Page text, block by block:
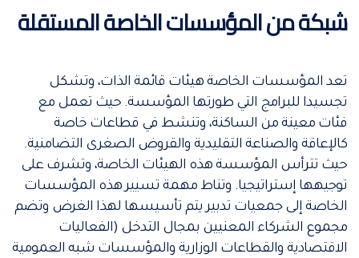
شبكة من المؤسسات الخاصة المستقلة
تعد المؤسسات الخاصة هيئات قائمة الذات، وتشكل
تجسيدا للبرامج التي طورتها المؤسسة. حيث تعمل مع
فئات معينة من الساكنة، وتنشط في قطاعات خاصة
كالإعاقة والصناعة التقليدية والقروض الصغرى التضامنية.
حيث تترأس المؤسسة هذه الهيئات الخاصة، وتشرف على
توجيهها إستراتيجيا. وتناط مهمة تسيير هذه المؤسسات
الخاصة إلى جمعيات تدبير يتم تأسيسها لهذا الغرض وتضم
مجموع الشركاء المعنيين بمجال التدخل (الفعاليات
الاقتصادية والقطاعات الوزارية والمؤسسات شبه العمومية